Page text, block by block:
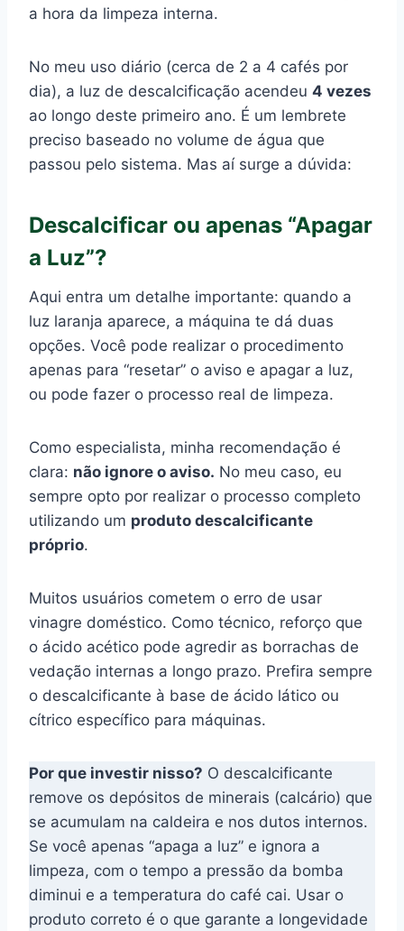
a hora da limpeza interna.
No meu uso diário (cerca de 2 a 4 cafés por
dia), a luz de descalcificação acendeu 4 vezes
ao longo deste primeiro ano. É um lembrete
preciso baseado no volume de água que
passou pelo sistema. Mas aí surge a dúvida:
Descalcificar ou apenas “Apagar
a Luz”?
Aqui entra um detalhe importante: quando a
luz laranja aparece, a máquina te dá duas
opções. Você pode realizar o procedimento
apenas para “resetar” o aviso e apagar a luz,
ou pode fazer o processo real de limpeza.
Como especialista, minha recomendação é
clara: não ignore o aviso. No meu caso, eu
sempre opto por realizar o processo completo
utilizando um produto descalcificante
próprio.
Muitos usuários cometem o erro de usar
vinagre doméstico. Como técnico, reforço que
o ácido acético pode agredir as borrachas de
vedação internas a longo prazo. Prefira sempre
o descalcificante à base de ácido lático ou
cítrico específico para máquinas.
Por que investir nisso? O descalcificante
remove os depósitos de minerais (calcário) que
se acumulam na caldeira e nos dutos internos.
Se você apenas “apaga a luz” e ignora a
limpeza, com o tempo a pressão da bomba
diminui e a temperatura do café cai. Usar o
produto correto é o que garante a longevidade